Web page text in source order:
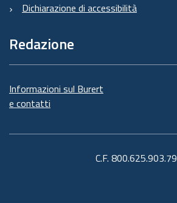
Dichiarazione di accessibilità
Redazione
Informazioni sul Burert
e contatti
C.F. 800.625.903.79